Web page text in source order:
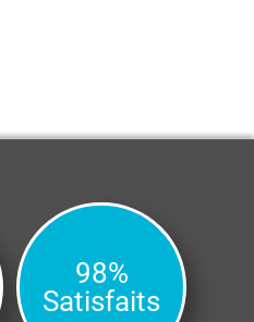
98%
Satisfaits